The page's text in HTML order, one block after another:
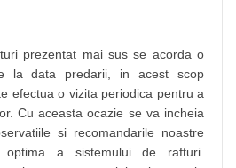
prezentat mai sus se acorda o
la data predarii, in acest scop
efectua o vizita periodica pentru a
Cu aceasta ocazie se va incheia
si recomandarile noastre
a sistemului de rafturi.